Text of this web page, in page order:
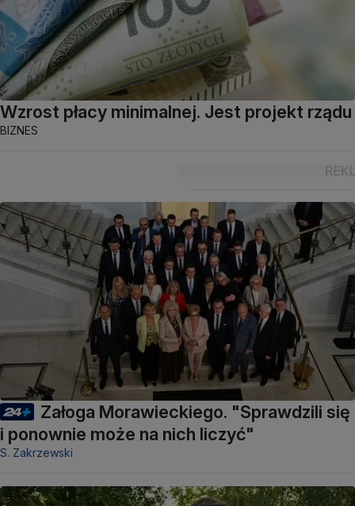
Wzrost płacy minimalnej. Jest projekt rządu
BIZNES
Załoga Morawieckiego. "Sprawdzili się
i ponownie może na nich liczyć"
S. Zakrzewski